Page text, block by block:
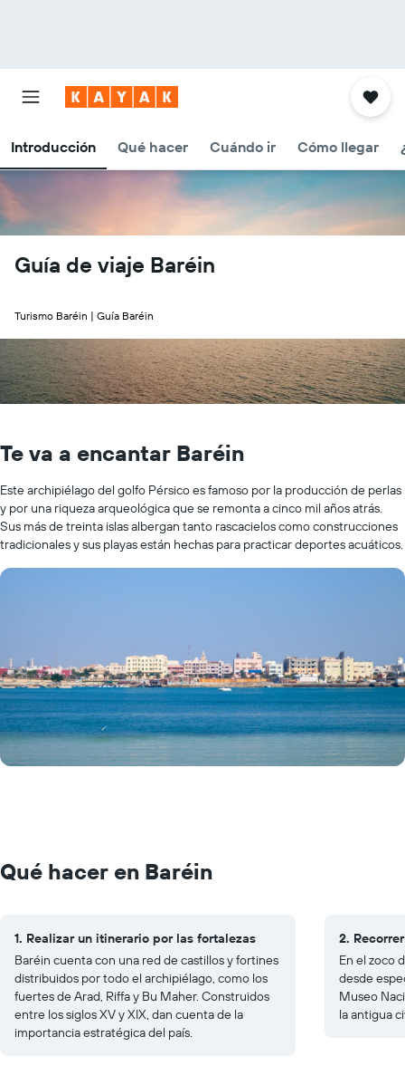
Introducción Qué hacer Cuándo ir Cómo llegar
Guía de viaje Baréin
Turismo Baréin | Guía Baréin
Te va a encantar Baréin
Este archipiélago del golfo Pérsico es famoso por la producción de perlas
y por una riqueza arqueológica que se remonta a cinco mil años atrás.
Sus más de treinta islas albergan tanto rascacielos como construcciones
tradicionales y sus playas están hechas para practicar deportes acuáticos.
Qué hacer en Baréin
1. Realizar un itinerario por las fortalezas
Baréin cuenta con una red de castillos y fortines
distribuidos por todo el archipiélago, como los
fuertes de Arad, Riffa y Bu Maher. Construidos
entre los siglos XV y XIX, dan cuenta de la
importancia estratégica del país.
2.
En el zoco
desde
Museo
la antigua